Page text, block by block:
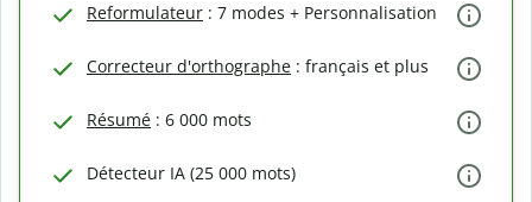
Reformulateur : 7 modes + Personnalisation
Correcteur d'orthographe : français et plus
Résumé : 6 000 mots
Détecteur IA (25 000 mots)